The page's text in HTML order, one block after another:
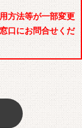
方法等が一部変更
口にお問合せくだ